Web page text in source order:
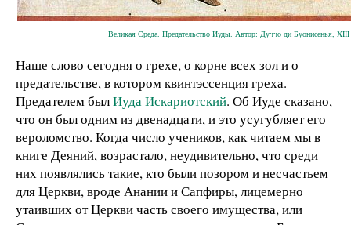
Великая Среда. Предательство Иуды. Автор: Дуччо ди Буонисенья,
Наше слово сегодня о грехе, о корне всех зол и о
предательстве, в котором квинтэссенция греха.
Предателем былИуда Искариотский. Об Иуде сказано,
что он был одним из двенадцати, и это усугубляет его
вероломство. Когда число учеников, как читаем мы в
книге Деяний, возрастало, неудивительно, что среди
них появлялись такие, кто были позором и несчастьем
для Церкви, вроде Анании и Сапфиры, лицемерно
утаивших от Церкви часть своего имущества, или